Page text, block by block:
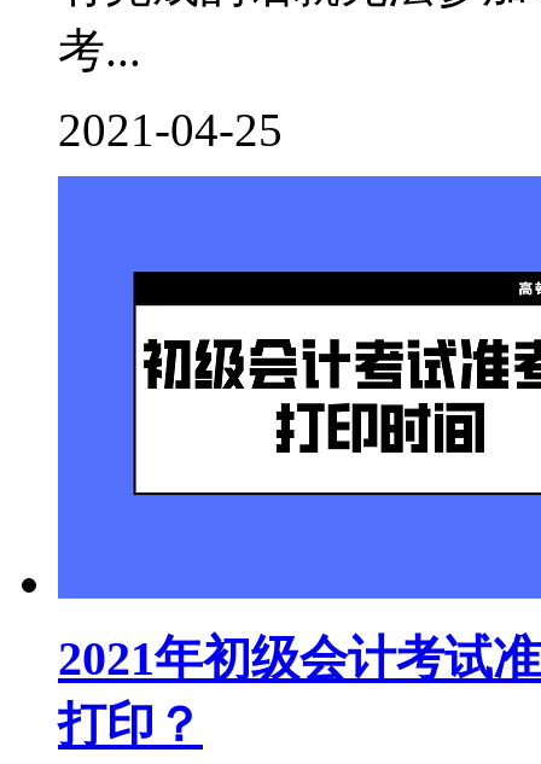
考...
2021-04-25
2021年初级会计考试
打印？